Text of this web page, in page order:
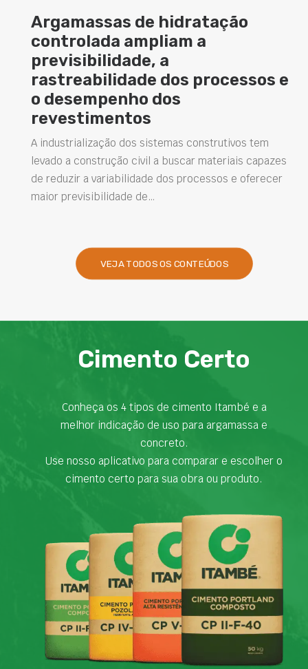
e
tem
capazes
oferecer
Cimento com propriedades
magnéticas amplia
possibilidades de uso das
superfícies na construção
A busca por soluções que tornem os
versáteis tem impulsionado o
novos materiais para a construção civil.
está o cimento com…
VEJA TODOS OS CONTEÚDOS
Cimento Certo
Conheça os 4 tipos de cimento Itambé e a
melhor indicação de uso para argamassa e
concreto.
Use nosso aplicativo para comparar e escolher o
cimento certo para sua obra ou produto.